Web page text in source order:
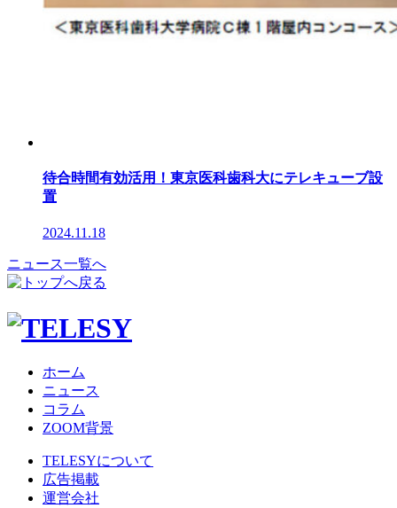
待合時間有効活用！東京医科歯科大にテレキューブ設
置
2024.11.18
ニュース一覧へ
ホーム
ニュース
コラム
ZOOM背景
TELESYについて
広告掲載
運営会社